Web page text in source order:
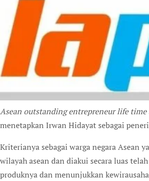
Asean outstanding entrepreneur life time
menetapkan Irwan Hidayat sebagai
Kriterianya sebagai warga negara Asean
wilayah asean dan diakui secara luas
produknya dan menunjukkan